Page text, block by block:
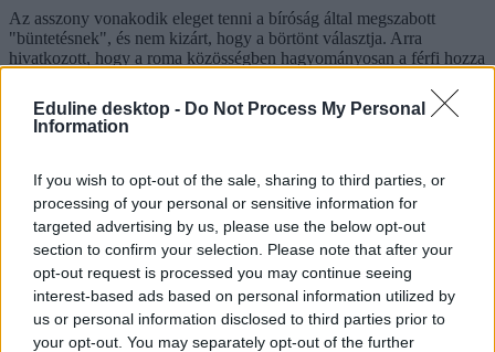
Eduline desktop - Do Not Process My Personal
Information
If you wish to opt-out of the sale, sharing to third parties, or
processing of your personal or sensitive information for
targeted advertising by us, please use the below opt-out
section to confirm your selection. Please note that after your
opt-out request is processed you may continue seeing
interest-based ads based on personal information utilized by
us or personal information disclosed to third parties prior to
your opt-out. You may separately opt-out of the further
Az asszony vonakodik eleget tenni a bíróság által megszabott
"büntetésnek", és nem kizárt, hogy a börtönt választja. Arra
hivatkozott, hogy a roma közösségben hagyományosan a férfi hozza
nagyobbik, nyolcéves fia mellé beüljön az iskolapadba.
iskola
börtön
Románia
ítélet
Hozzászólások